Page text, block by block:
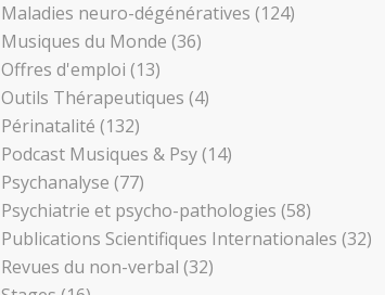
Maladies neuro-dégénératives (124)
Musiques du Monde (36)
Offres d'emploi (13)
Outils Thérapeutiques (4)
Périnatalité (132)
Podcast Musiques & Psy(14)
Psychanalyse (77)
Psychiatrie et psycho-pathologies (58)
Publications Scientifiques Internationales (32)
Revues du non-verbal (32)